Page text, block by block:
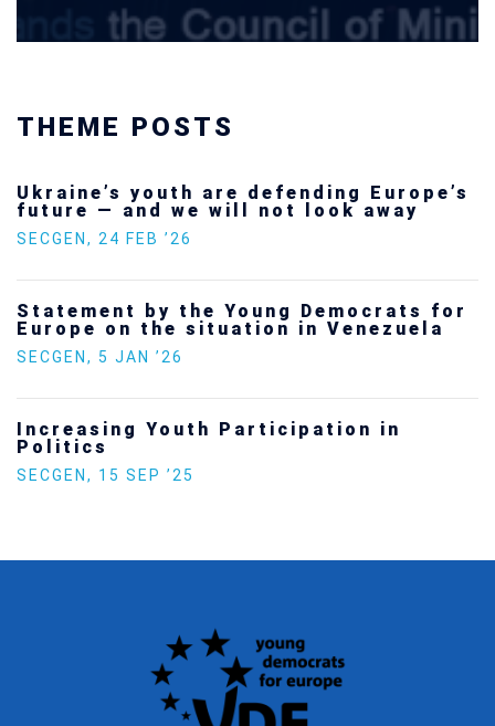
THEME POSTS
Ukraine’s youth are defending Europe’s
future — and we will not look away
SECGEN , 24 FEB ’26
Statement by the Young Democrats for
Europe on the situation in Venezuela
SECGEN , 5 JAN ’26
Increasing Youth Participation in
Politics
SECGEN , 15 SEP ’25